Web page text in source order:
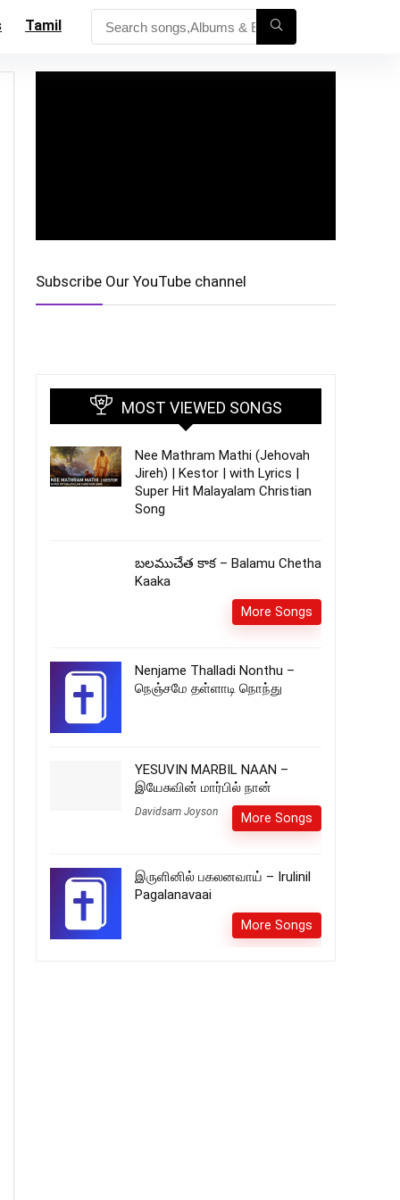
Tamil
Subscribe Our YouTube channel
MOST VIEWED SONGS
Nee Mathram Mathi (Jehovah
Jireh) | Kestor | with Lyrics |
Super Hit Malayalam Christian
Song
బలముచేత కాక – Balamu Chetha
Kaaka
More Songs
Nenjame Thalladi Nonthu –
நெஞ்சமே தள்ளாடி நொந்து
YESUVIN MARBIL NAAN –
இயேசுவின் மார்பில் நான்
Davidsam Joyson More Songs
இருளினில் பகலனவாய் – Irulinil
Pagalanavaai
More Songs